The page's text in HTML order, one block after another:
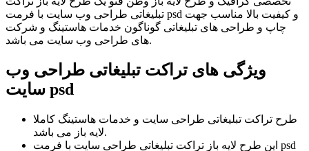
تبلیغاتی طراحی وب سایت با فرمت psd و کیفیت بالا مناسب جهت
چاپ و طراحی های تبلیغاتی گوناگون خدمات هاستینگ و شرکت
های طراحی وب سایت می باشد.
ویژگی های تراکت تبلیغاتی طراحی وب
سایت psd
طرح تراکت تبلیغاتی طراحی سایت و خدمات هاستینگ کاملا
لایه باز می باشد.
این طرح لایه باز تراکت تبلیغاتی طراحی سایت با فرمت psd